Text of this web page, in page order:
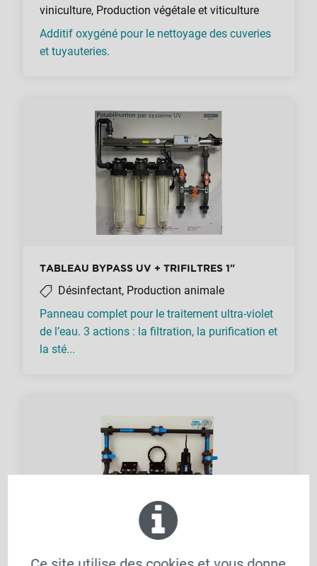
viniculture, Production végétale et viticulture
Additif oxygéné pour le nettoyage des cuveries
et tuyauteries.
TABLEAU BYPASS UV + TRIFILTRES 1"
Désinfectant, Production animale
Panneau complet pour le traitement ultra-violet
de l’eau. 3 actions : la filtration, la purification et
la sté...